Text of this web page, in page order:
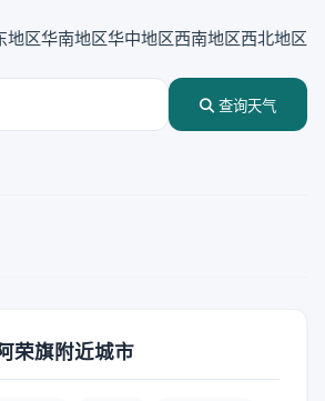
地区华南地区华中地区西南地区西北地区
查询天气
荣旗附近城市